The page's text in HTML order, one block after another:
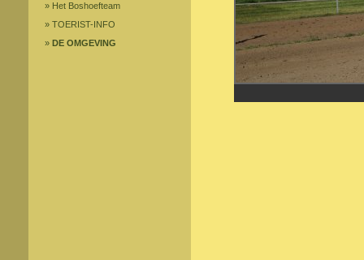
» Het Boshoefteam
» TOERIST-INFO
» DE OMGEVING